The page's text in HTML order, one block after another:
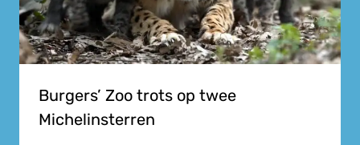
Burgers’ Zoo trots op twee
Michelinsterren